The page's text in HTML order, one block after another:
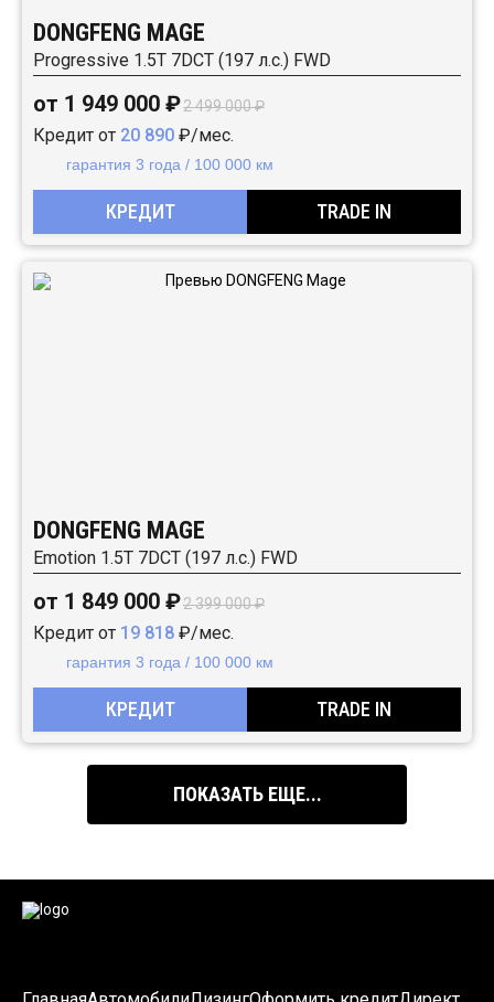
DONGFENG MAGE
Progressive 1.5T 7DCT (197 л.с.) FWD
от 1 949 000 ₽2 499 000 ₽
Кредит от 20 890 ₽/мес.
гарантия 3 года / 100 000 км
КРЕДИТ TRADE IN
DONGFENG MAGE
Emotion 1.5T 7DCT (197 л.с.) FWD
от 1 849 000 ₽2 399 000 ₽
Кредит от 19 818 ₽/мес.
гарантия 3 года / 100 000 км
КРЕДИТ TRADE IN
ПОКАЗАТЬ ЕЩЕ...